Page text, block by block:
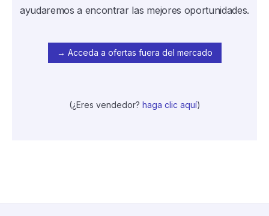
ayudaremos a encontrar las mejores oportunidades.
→ Acceda a ofertas fuera del mercado
(¿Eres vendedor? haga clic aquí)